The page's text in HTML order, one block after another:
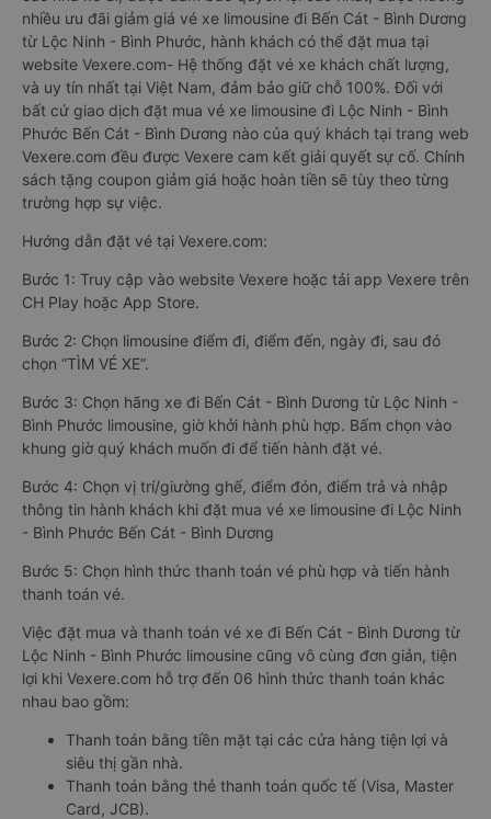
nhiều ưu đãi giảm giá vé xe limousine đi Bến Cát - Bình Dương
từ Lộc Ninh - Bình Phước, hành khách có thể đặt mua tại
website Vexere.com- Hệ thống đặt vé xe khách chất lượng,
và uy tín nhất tại Việt Nam, đảm bảo giữ chỗ 100%. Đối với
bất cứ giao dịch đặt mua vé xe limousine đi Lộc Ninh - Bình
Phước Bến Cát - Bình Dương nào của quý khách tại trang web
Vexere.com đều được Vexere cam kết giải quyết sự cố. Chính
sách tặng coupon giảm giá hoặc hoàn tiền sẽ tùy theo từng
trường hợp sự việc.
Hướng dẫn đặt vé tại Vexere.com:
Bước 1: Truy cập vào website Vexere hoặc tải app Vexere trên
CH Play hoặc App Store.
Bước 2: Chọn limousine điểm đi, điểm đến, ngày đi, sau đó
chọn “TÌM VÉ XE”.
Bước 3: Chọn hãng xe đi Bến Cát - Bình Dương từ Lộc Ninh -
Bình Phước limousine, giờ khởi hành phù hợp. Bấm chọn vào
khung giờ quý khách muốn đi để tiến hành đặt vé.
Bước 4: Chọn vị trí/giường ghế, điểm đón, điểm trả và nhập
thông tin hành khách khi đặt mua vé xe limousine đi Lộc Ninh
- Bình Phước Bến Cát - Bình Dương
Bước 5: Chọn hình thức thanh toán vé phù hợp và tiến hành
thanh toán vé.
Việc đặt mua và thanh toán vé xe đi Bến Cát - Bình Dương từ
Lộc Ninh - Bình Phước limousine cũng vô cùng đơn giản, tiện
lợi khi Vexere.com hỗ trợ đến 06 hình thức thanh toán khác
nhau bao gồm:
Thanh toán bằng tiền mặt tại các cửa hàng tiện lợi và
siêu thị gần nhà.
Thanh toán bằng thẻ thanh toán quốc tế (Visa, Master
Card, JCB).